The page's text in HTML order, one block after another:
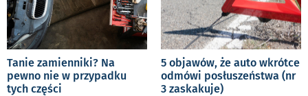
Tanie zamienniki? Na
pewno nie w przypadku
tych części
5 objawów, że auto wkrótce
odmówi posłuszeństwa (nr
3 zaskakuje)